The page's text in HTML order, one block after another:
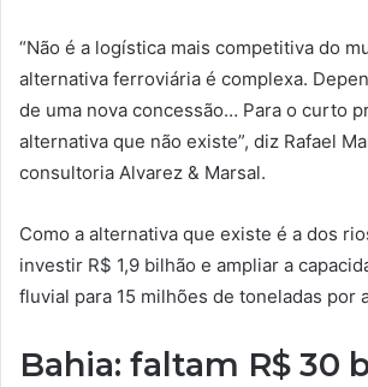
“Não é a logística mais competitiva do
alternativa ferroviária é complexa.
de uma nova concessão… Para o curto
alternativa que não existe”, diz Rafael
consultoria Alvarez & Marsal.
Como a alternativa que existe é a dos
investir R$ 1,9 bilhão e ampliar a
fluvial para 15 milhões de toneladas por
Bahia: faltam R$ 30